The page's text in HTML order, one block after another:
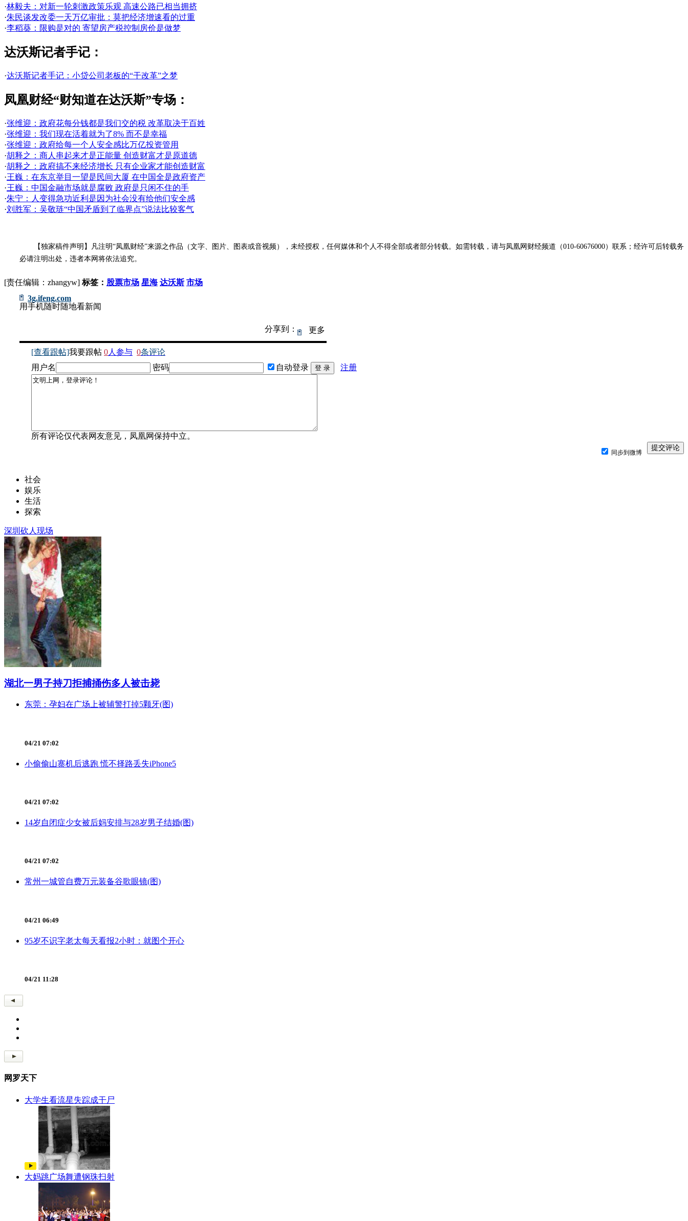
·林毅夫：对新一轮刺激政策乐观 高速公路已相当拥挤
·朱民谈发改委一天万亿审批：莫把经济增速看的过重
·李稻葵：限购是对的 寄望房产税控制房价是做梦
达沃斯记者手记：
·达沃斯记者手记：小贷公司老板的“干改革”之梦
凤凰财经“财知道在达沃斯”专场：
·张维迎：政府花每分钱都是我们交的税 改革取决于百姓
·张维迎：我们现在活着就为了8% 而不是幸福
·张维迎：政府给每一个人安全感比万亿投资管用
·胡释之：商人串起来才是正能量 创造财富才是原道德
·胡释之：政府搞不来经济增长 只有企业家才能创造财富
·王巍：在东京举目一望是民间大厦 在中国全是政府资产
·王巍：中国金融市场就是腐败 政府是只闲不住的手
·朱宁：人变得急功近利是因为社会没有给他们安全感
·刘胜军：吴敬琏“中国矛盾到了临界点”说法比较客气
【独家稿件声明】凡注明“凤凰财经”来源之作品（文字、图片、图表或音视频），未经授权，任何媒体和个人不得全部或者部分转载。如需转载，请与凤凰网财经频道（010-60676000）联系；经许可后转载务
必请注明出处，违者本网将依法追究。
[责任编辑：zhangyw] 标签： 股票市场 星海 达沃斯 市场
3g.ifeng.com
用手机随时随地看新闻
分享到： 更多
[查看跟帖]我要跟帖 0人参与 0条评论
用户名
密码 自动登录 注册
所有评论仅代表网友意见，凤凰网保持中立。
同步到微博
社会
娱乐
生活
探索
深圳砍人现场
湖北一男子持刀拒捕捅伤多人被击毙
东莞：孕妇在广场上被辅警打掉5颗牙(图)
04/21 07:02
小偷偷山寨机后逃跑 慌不择路丢失iPhone5
04/21 07:02
14岁自闭症少女被后妈安排与28岁男子结婚(图)
04/21 07:02
常州一城管自费万元装备谷歌眼镜(图)
04/21 06:49
95岁不识字老太每天看报2小时：就图个开心
04/21 11:28
网罗天下
大学生看流星失踪成干尸
大妈跳广场舞遭钢珠扫射